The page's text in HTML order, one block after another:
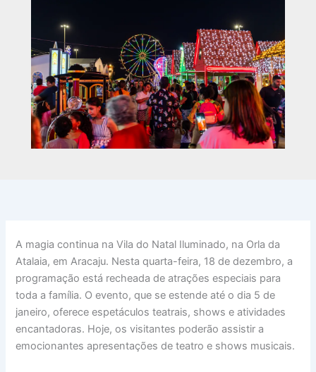
A magia continua na Vila do Natal Iluminado, na Orla da
Atalaia, em Aracaju. Nesta quarta-feira, 18 de dezembro, a
programação está recheada de atrações especiais para
toda a família. O evento, que se estende até o dia 5 de
janeiro, oferece espetáculos teatrais, shows e atividades
encantadoras. Hoje, os visitantes poderão assistir a
emocionantes apresentações de teatro e shows musicais.